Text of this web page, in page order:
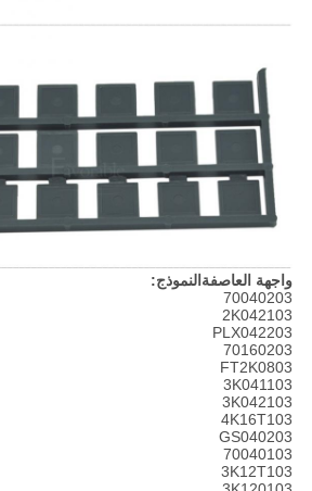
واجهة العاصفةالنموذج:
70040203
2K042103
PLX042203
70160203
FT2K0803
3K041103
3K042103
4K16T103
GS040203
70040103
3K12T103